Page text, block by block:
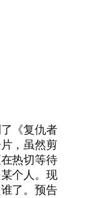
《复仇者
，虽然剪
热切等待
个人。现
了。预告